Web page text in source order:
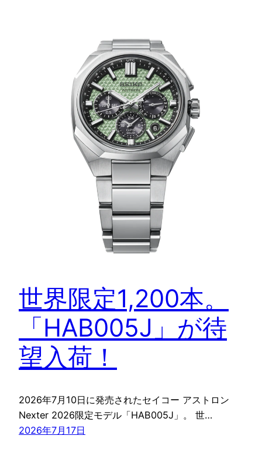
世界限定1,200本。
「HAB005J」が待
望入荷！
2026年7月10日に発売されたセイコー アストロン
Nexter 2026限定モデル「HAB005J」。 世…
2026年7月17日